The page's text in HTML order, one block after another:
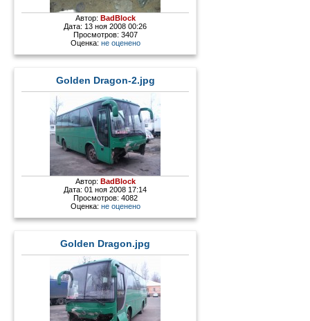
Автор: BadBlock
Дата: 13 ноя 2008 00:26
Просмотров: 3407
Оценка: не оценено
Golden Dragon-2.jpg
Автор: BadBlock
Дата: 01 ноя 2008 17:14
Просмотров: 4082
Оценка: не оценено
Golden Dragon.jpg